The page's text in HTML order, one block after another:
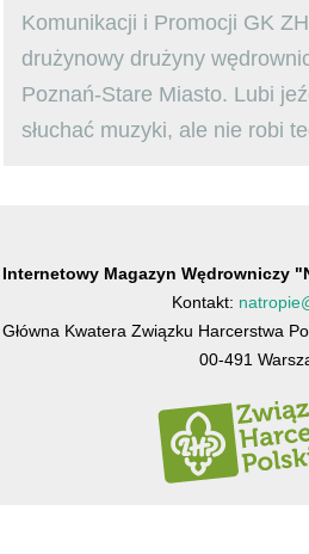
Komunikacji i Promocji GK
drużynowy drużyny
Poznań-Stare Miasto. Lubi
słuchać muzyki, ale nie robi
Internetowy Magazyn Wędrowniczy
Kontakt:
Główna Kwatera Związku Harcerstwa
00-491